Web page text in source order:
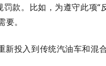
款。比如， 为遵守此项“
。
投入到传统汽油车和混